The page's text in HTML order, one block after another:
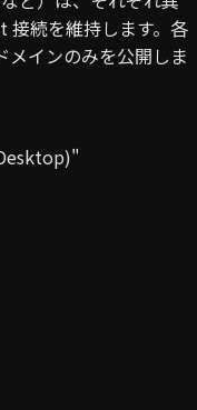
接続を維持します。各
メインのみを公開しま